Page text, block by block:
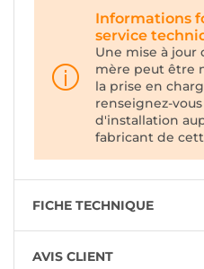
Informations
service
Une mise à jour
mère peut être
la prise en
renseignez-
d'installation
fabricant de
FICHE TECHNIQUE
AVIS CLIENT